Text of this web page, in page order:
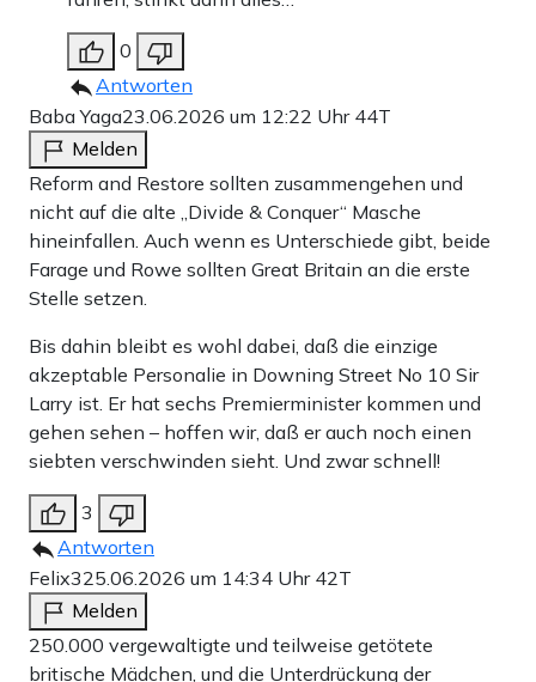
0
Antworten
Baba Yaga23.06.2026 um 12:22 Uhr 44T
Melden
Reform and Restore sollten zusammengehen und
nicht auf die alte „Divide & Conquer“ Masche
hineinfallen. Auch wenn es Unterschiede gibt, beide
Farage und Rowe sollten Great Britain an die erste
Stelle setzen.
Bis dahin bleibt es wohl dabei, daß die einzige
akzeptable Personalie in Downing Street No 10 Sir
Larry ist. Er hat sechs Premierminister kommen und
gehen sehen – hoffen wir, daß er auch noch einen
siebten verschwinden sieht. Und zwar schnell!
3
Antworten
Felix325.06.2026 um 14:34 Uhr 42T
Melden
250.000 vergewaltigte und teilweise getötete
britische Mädchen, und die Unterdrückung der